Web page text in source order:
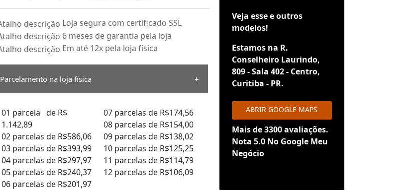
Loja segura com certificado SSL
6 meses de garantia pela loja
Em até 12x pela loja física
Parcelamento na loja física
01 parcela de R$
1.142,89
02 parcelas de R$586,06
03 parcelas de R$393,99
04 parcelas de R$297,97
05 parcelas de R$240,37
06 parcelas de R$201,97
07 parcelas de R$174,56
08 parcelas de R$154,00
09 parcelas de R$138,02
10 parcelas de R$125,25
11 parcelas de R$114,79
12 parcelas de R$106,09
Veja esse e outros
modelos!
Estamos na R.
Conselheiro Laurindo,
809 - Sala 402 - Centro,
Curitiba - PR.
ABRIR GOOGLE MAPS
Mais de 3300 avaliações.
Nota 5.0 No Google Meu
Negócio